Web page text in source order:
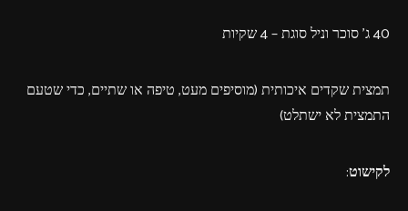
40 ג' סוכר וניל סוגת – 4 שקיות
תמצית שקדים איכותית (מוסיפים מעט, טיפה או שתיים, כדי שטעם
התמצית לא ישתלט)
לקישוט: